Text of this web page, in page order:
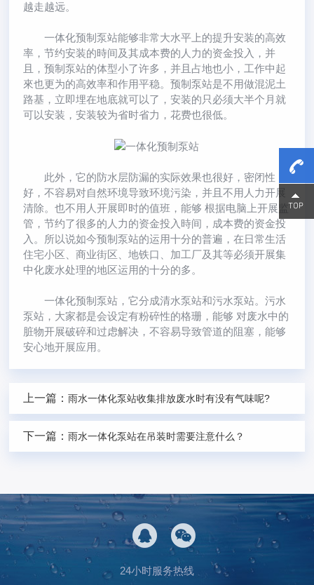
越走越远。
一体化预制泵站能够非常大水平上的提升安装的高效
率，节约安装的時间及其成本费的人力的资金投入，并
且，预制泵站的体型小了许多，并且占地也小，工作中起
來也更为的高效率和作用平稳。预制泵站是不用做混泥土
路基，立即埋在地底就可以了，安装的只必须大半个月就
可以安装，安装较为省时省力，花费也很低。
此外，它的防水层防漏的实际效果也很好，密闭性
好，不容易对自然环境导致环境污染，并且不用人力开展
清除。也不用人开展即时的值班，能够 根据电脑上开展监
管，节约了很多的人力的资金投入時间，成本费的资金投
入。所以说如今预制泵站的运用十分的普遍，在日常生活
住宅小区、商业街区、地铁口、加工厂及其等必须开展集
中化废水处理的地区运用的十分的多。
一体化预制泵站，它分成清水泵站和污水泵站。污水
泵站，大家都是会设定有粉碎性的格珊，能够 对废水中的
脏物开展破碎和过虑解决，不容易导致管道的阻塞，能够
安心地开展应用。
上一篇：雨水一体化泵站收集排放废水时有没有气味呢?
下一篇：雨水一体化泵站在吊装时需要注意什么？
24小时服务热线